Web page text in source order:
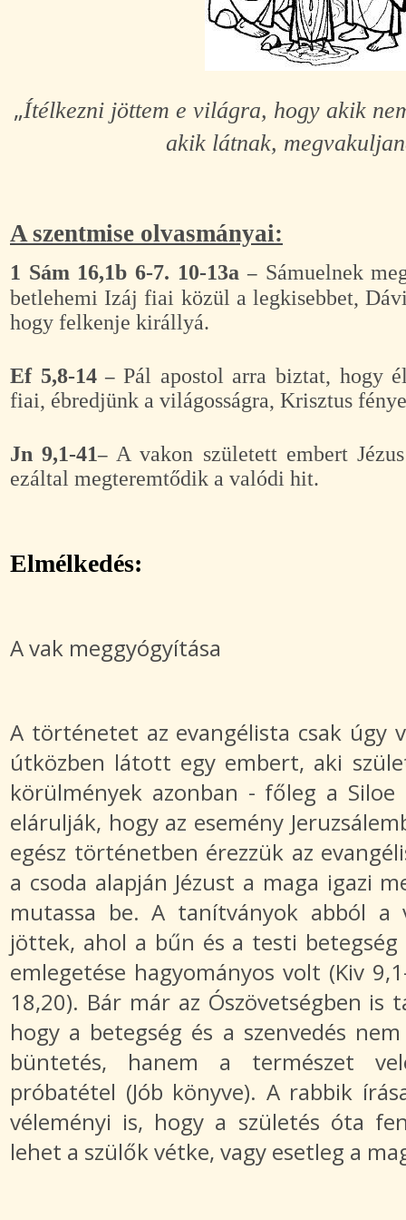
„Ítélkezni jöttem e világra, hogy akik
akik látnak,
A szentmise olvasmányai:
1 Sám 16,1b 6-7. 10-13a – Sámuelnek
betlehemi Izáj fiai közül a legkisebbet,
hogy felkenje királlyá.
Ef 5,8-14– Pál apostol arra biztat, hogy
fiai, ébredjünk a világosságra, Krisztus
Jn 9,1-41– A vakon született embert
ezáltal megteremtődik a valódi hit.
Elmélkedés:
A vak meggyógyítása
A történetet az evangélista csak úgy
útközben látott egy embert, aki
körülmények azonban - főleg a Siloe
elárulják, hogy az esemény
egész történetben érezzük az
a csoda alapján Jézust a maga igazi
mutassa be. A tanítványok abból a
jöttek, ahol a bűn és a testi betegség
emlegetése hagyományos volt (Kiv
18,20). Bár már az Ószövetségben is
hogy a betegség és a szenvedés
büntetés, hanem a természet
próbatétel (Jób könyve). A rabbik
véleményi is, hogy a születés óta
lehet a szülők vétke, vagy esetleg a